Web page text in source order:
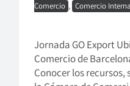
Comercio , Comercio
Jornada GO Export
Comercio de
Conocer los recursos,